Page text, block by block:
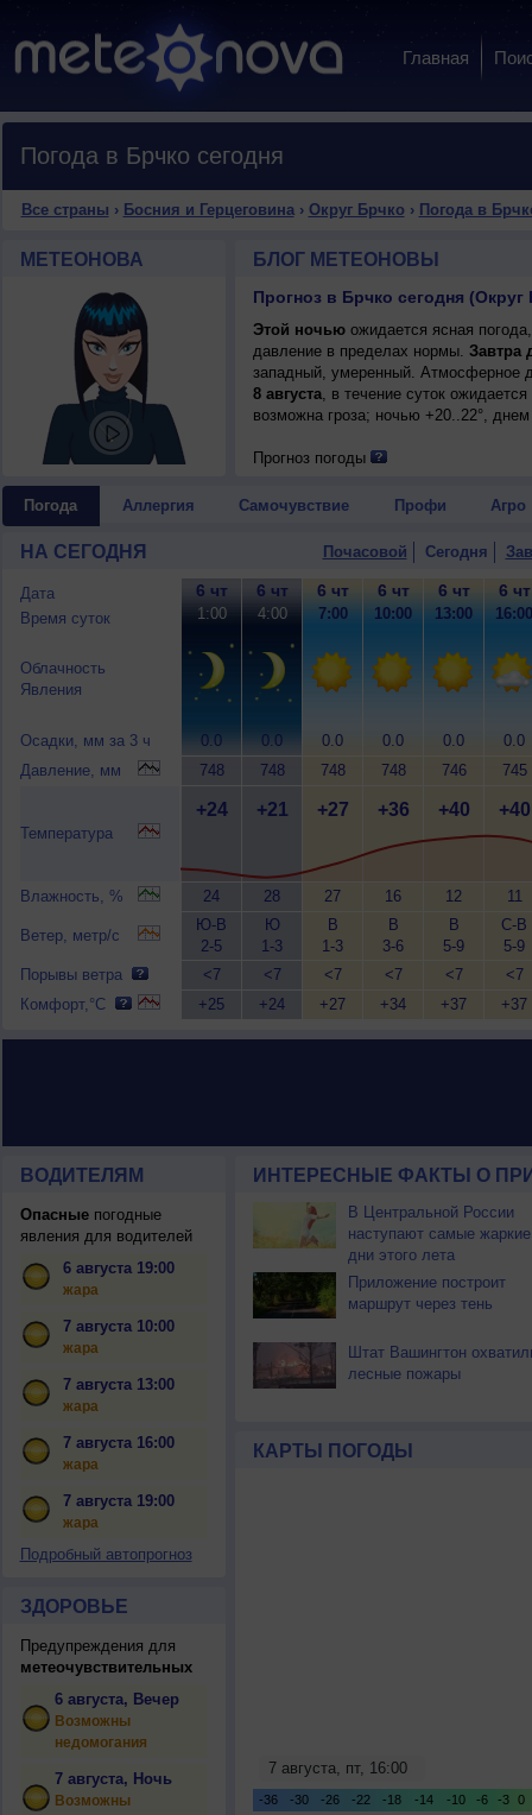
Главная
Погода в Брчко сегодня
Все страны › Босния и Герцеговина› Округ Брчко › Погода в
МЕТЕОНОВА БЛОГ МЕТЕОНОВЫ
Прогноз в Брчко сегодня
Этой ночьюожидается ясная
давление в пределах нормы. Завтра
западный, умеренный. Атмосферное
8 августа, в течение суток
возможна гроза; ночью +20..22°,
Прогноз погоды
Погода Аллергия Самочувствие Профи Агро
НА СЕГОДНЯ Почасовой Сегодня
Дата
Время суток
Облачность
Явления
Осадки, мм за 3 ч
Давление, мм
Температура
Влажность, %
Ветер, метр/с
Порывы ветра
Комфорт,°C
6 чт
1:00
0.0
748
+24
24
Ю-В
2-5
<7
+25
6 чт
4:00
0.0
748
+21
28
Ю
1-3
<7
+24
6 чт
7:00
0.0
748
+27
27
В
1-3
<7
+27
6 чт
10:00
0.0
748
+36
16
В
3-6
<7
+34
6 чт
13:00
0.0
746
+40
12
В
5-9
<7
+37
6 чт
16:00
0.0
745
+40
11
С-В
5-9
<7
+37
ВОДИТЕЛЯМ
Опасныепогодные
явления для водителей
6 августа 19:00
жара
7 августа 10:00
жара
7 августа 13:00
жара
7 августа 16:00
жара
7 августа 19:00
жара
Подробный автопрогноз
ЗДОРОВЬЕ
Предупреждения для
метеочувствительных
6 августа, Вечер
Возможны
недомогания
7 августа, Ночь
Возможны
ИНТЕРЕСНЫЕ ФАКТЫ О
В Центральной России
наступают самые жаркие
дни этого лета
Приложение построит
маршрут через тень
Штат Вашингтон
лесные пожары
КАРТЫ ПОГОДЫ